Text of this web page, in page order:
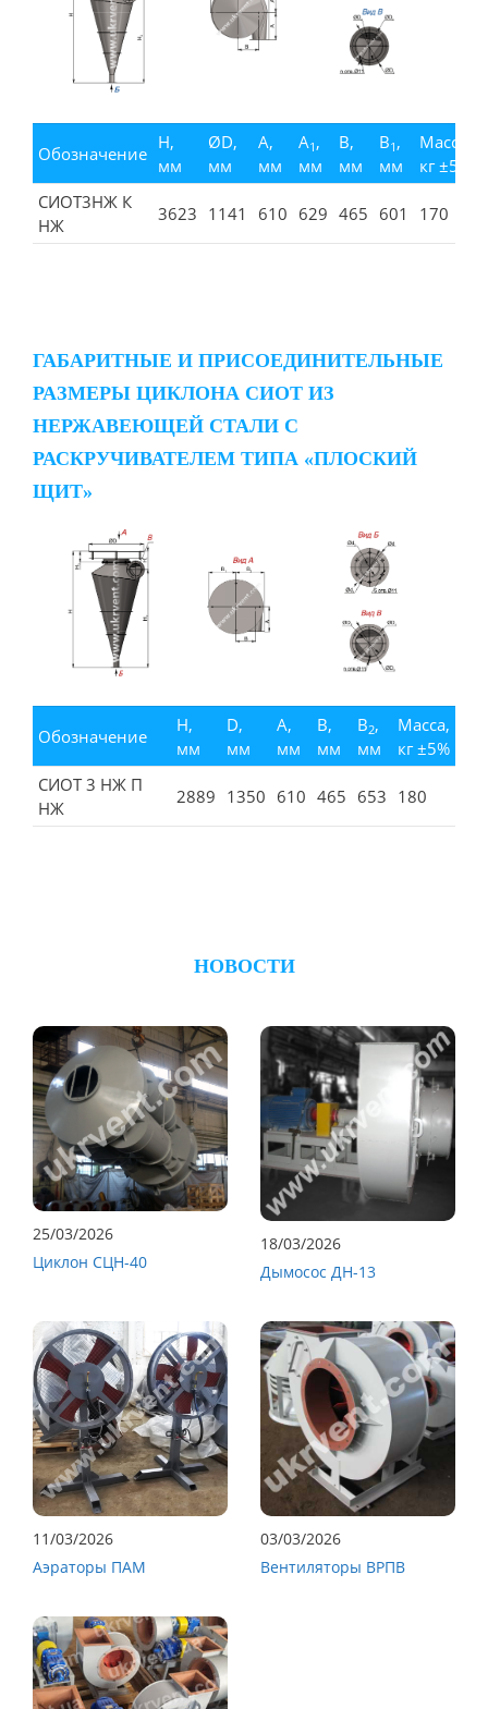
Обозначение
H,
мм
ØD,
мм
А,
мм
А1 ,
мм
В,
мм
В1 ,
мм
Масса,
кг ±5%
СИОТ3НЖ К
НЖ
3623 1141 610 629 465 601 170
ГАБАРИТНЫЕ И ПРИСОЕДИНИТЕЛЬНЫЕ
РАЗМЕРЫ ЦИКЛОНА СИОТ ИЗ
НЕРЖАВЕЮЩЕЙ СТАЛИ С
РАСКРУЧИВАТЕЛЕМ ТИПА «ПЛОСКИЙ
ЩИТ»
Обозначение
H,
мм
D,
мм
A,
мм
B,
мм
B2,
мм
Масса,
кг ±5%
СИОТ 3 НЖ П
НЖ
2889 1350 610 465 653 180
НОВОСТИ
25/03/2026
Циклон СЦН-40
18/03/2026
Дымосос ДН-13
11/03/2026
Аэраторы ПАМ
03/03/2026
Вентиляторы ВРПВ